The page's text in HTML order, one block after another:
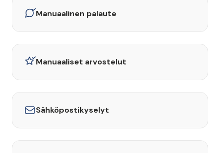
Manuaalinen palaute
Manuaaliset arvostelut
Sähköpostikyselyt